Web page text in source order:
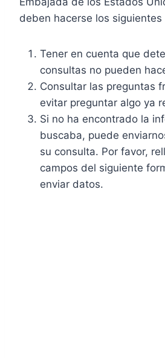
deben hacerse los siguientes
Tener en cuenta que
consultas no pueden
Consultar las preguntas
evitar preguntar algo ya
Si no ha encontrado la
buscaba, puede
su consulta. Por favor,
campos del siguiente
enviar datos.